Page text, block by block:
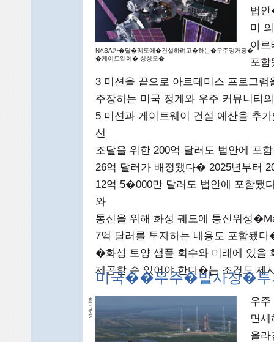
법
미
아르
포
3 미션을 끝으로 아르테미스 프로그
주장하는 미국 정계와 우주 커뮤니티
5 미션과 게이트웨이 건설 예산을
선
조달을 위한 200억 달러도 법안에 포
26억 달러가 배정됐다� 2025년부터
12억 5�000만 달러도 법안에 포함
와
통신을 위해 화성 궤도에 통신위성
7억 달러를 투자하는 내용도 포함됐
�화성 토양 샘플 회수와 미래에 있
제공할 수 있어야 한다�는 조건도 제
미국��우주�발사장�투
우
면
올
NASA가�달�궤도에�건설하려고�하는�우주정거장�
�게이트웨이� 상상도�
위
키
피디
아